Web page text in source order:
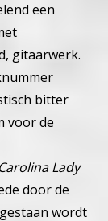
een
gitaarwerk.
bitter
voor de
Carolina Lady
door de
wordt